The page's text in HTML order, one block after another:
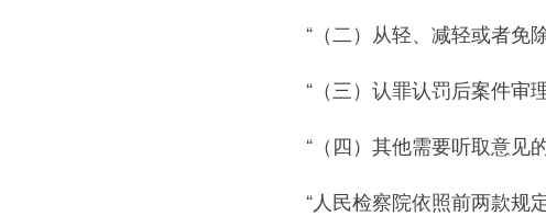
“（二）从轻、减轻或者免
“（三）认罪认罚后案件审理
“（四）其他需要听取意见的
“人民检察院依照前两款规定